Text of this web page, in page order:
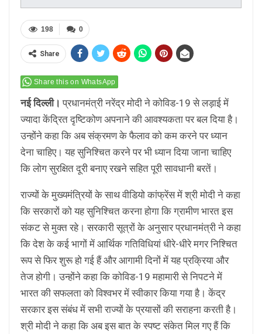
0
198
Share
Share this on WhatsApp
नई दिल्ली। प्रधानमंत्री नरेंद्र मोदी ने कोविड-19 से लड़ाई में
ज्यादा केंद्रित दृष्टिकोण अपनाने की आवश्यकता पर बल दिया है।
उन्होंने कहा कि अब संक्रमण के फैलाव को कम करने पर ध्यान
देना चाहिए। यह सुनिश्चित करने पर भी ध्यान दिया जाना चाहिए
कि लोग सुरक्षित दूरी बनाए रखने सहित पूरी सावधानी बरतें।
राज्यों के मुख्यमंत्रियों के साथ वीडियो कांफ्रेंस में श्री मोदी ने कहा
कि सरकारों को यह सुनिश्चित करना होगा कि ग्रामीण भारत इस
संकट से मुक्त रहे। सरकारी सूत्रों के अनुसार प्रधानमंत्री ने कहा
कि देश के कई भागों में आर्थिक गतिविधियां धीरे-धीरे मगर निश्चित
रूप से फिर शुरू हो गई हैं और आगामी दिनों में यह प्रक्रिया और
तेज होगी। उन्होंने कहा कि कोविड-19 महामारी से निपटने में
भारत की सफलता को विश्वभर में स्वीकार किया गया है। केंद्र
सरकार इस संबंध में सभी राज्यों के प्रयासों की सराहना करती है।
श्री मोदी ने कहा कि अब इस बात के स्पष्ट संकेत मिल गए हैं कि